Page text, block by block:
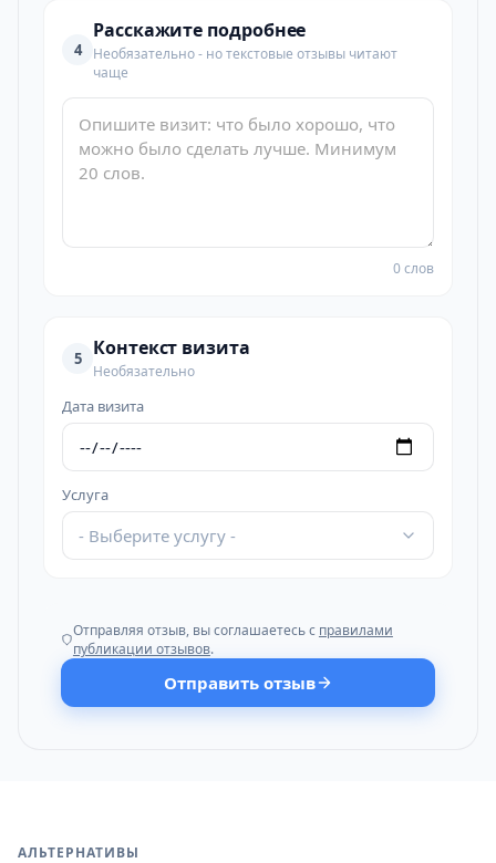
4
Расскажите подробнее
Необязательно - но текстовые отзывы читают
чаще
0 слов
5 Контекст визита
Необязательно
Дата визита
Услуга
- Выберите услугу -
Отправляя отзыв, вы соглашаетесь с правилами
публикации отзывов.
Отправить отзыв
АЛЬТЕРНАТИВЫ